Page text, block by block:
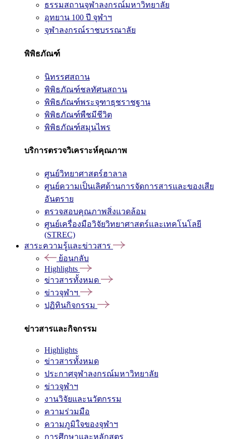
ธรรมสถานจุฬาลงกรณ์มหาวิทยาลัย
อุทยาน 100 ปี จุฬาฯ
จุฬาลงกรณ์ราชบรรณาลัย
พิพิธภัณฑ์
นิทรรศสถาน
พิพิธภัณฑ์ชลทัศนสถาน
พิพิธภัณฑ์พระจุฑาธุชราชฐาน
พิพิธภัณฑ์พืชมีชีวิต
พิพิธภัณฑ์สมุนไพร
บริการตรวจวิเคราะห์คุณภาพ
ศูนย์วิทยาศาสตร์ฮาลาล
ศูนย์ความเป็นเลิศด้านการจัดการสารและของเสีย
อันตราย
ตรวจสอบคุณภาพสิ่งแวดล้อม
ศูนย์เครื่องมือวิจัยวิทยาศาสตร์และเทคโนโลยี
(STREC)
สาระความรู้และข่าวสาร
ย้อนกลับ
Highlights
ข่าวสารทั้งหมด
ข่าวจุฬาฯ
ปฏิทินกิจกรรม
ข่าวสารและกิจกรรม
Highlights
ข่าวสารทั้งหมด
ประกาศจุฬาลงกรณ์มหาวิทยาลัย
ข่าวจุฬาฯ
งานวิจัยและนวัตกรรม
ความร่วมมือ
ความภูมิใจของจุฬาฯ
การศึกษาและหลักสูตร